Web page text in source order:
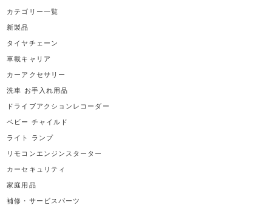
カテゴリー一覧
新製品
タイヤチェーン
車載キャリア
カーアクセサリー
洗車 お手入れ用品
ドライブアクションレコーダー
ベビー チャイルド
ライト ランプ
リモコンエンジンスターター
カーセキュリティ
家庭用品
補修・サービスパーツ